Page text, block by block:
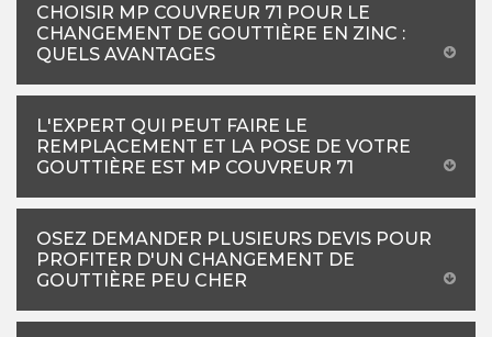
CHOISIR MP COUVREUR 71 POUR LE
CHANGEMENT DE GOUTTIÈRE EN ZINC :
QUELS AVANTAGES
L'EXPERT QUI PEUT FAIRE LE
REMPLACEMENT ET LA POSE DE VOTRE
GOUTTIÈRE EST MP COUVREUR 71
OSEZ DEMANDER PLUSIEURS DEVIS POUR
PROFITER D'UN CHANGEMENT DE
GOUTTIÈRE PEU CHER